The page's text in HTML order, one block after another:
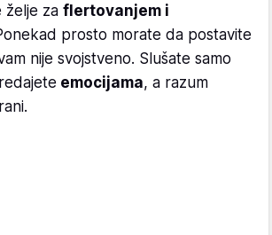
želje za flertovanjem i
prosto morate da postavite
nije svojstveno. Slušate samo
emocijama, a razum